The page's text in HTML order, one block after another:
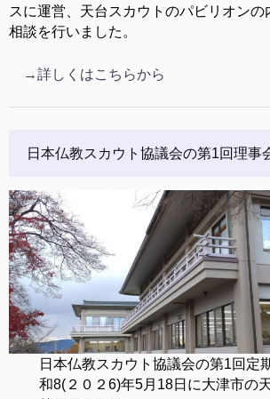
スに運営、天台スカウトのパビリオンの
相談を行いました。
→詳しくはこちらから
日本仏教スカウト協議会の第1回理事
日本仏教スカウト協議会の第1回定
和8(２０２6)年5月18日に大津市の